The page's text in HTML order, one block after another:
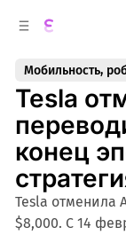
Мобильность,
Tesla
конец
Tesla отменила
$8,000. С 14